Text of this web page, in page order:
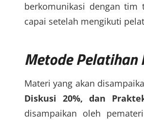
berkomunikasi dengan
capai setelah mengikuti
MetodePelatihan
Materi yang akan
Diskusi 20%, dan
disampaikan oleh